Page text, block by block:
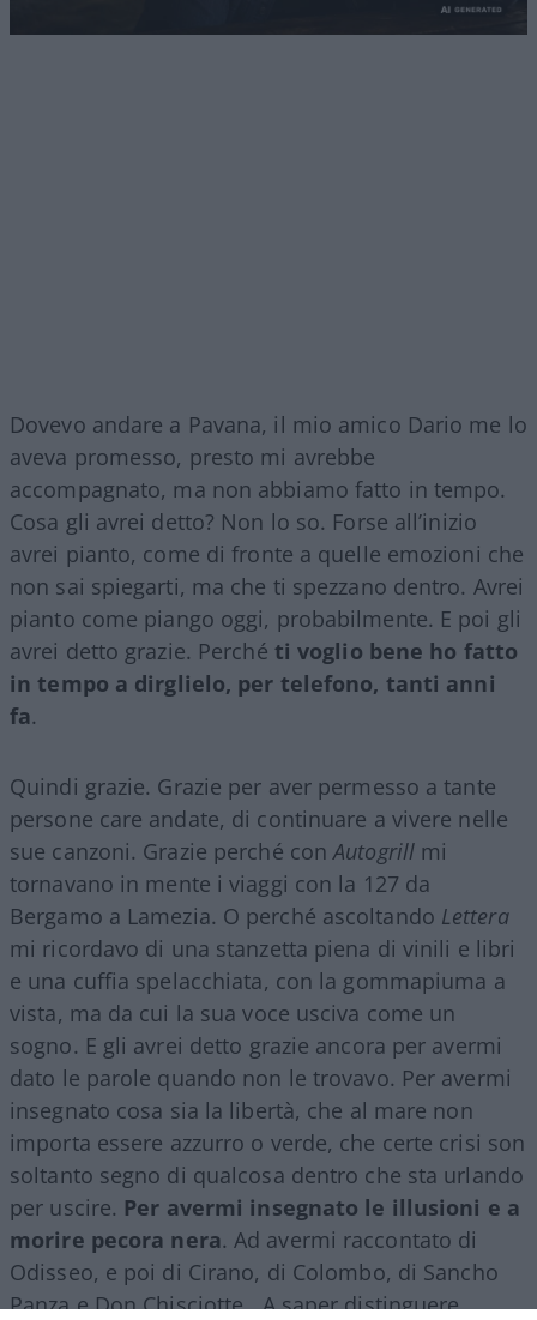
Dovevo andare a Pavana, il mio amico Dario me lo
aveva promesso, presto mi avrebbe
accompagnato, ma non abbiamo fatto in tempo.
Cosa gli avrei detto? Non lo so. Forse all’inizio
avrei pianto, come di fronte a quelle emozioni che
non sai spiegarti, ma che ti spezzano dentro. Avrei
pianto come piango oggi, probabilmente. E poi gli
avrei detto grazie. Perché ti voglio bene ho fatto
in tempo a dirglielo, per telefono, tanti anni
fa.
Quindi grazie. Grazie per aver permesso a tante
persone care andate, di continuare a vivere nelle
sue canzoni. Grazie perché conAutogrill mi
tornavano in mente i viaggi con la 127 da
Bergamo a Lamezia. O perché ascoltando Lettera
mi ricordavo di una stanzetta piena di vinili e libri
e una cuffia spelacchiata, con la gommapiuma a
vista, ma da cui la sua voce usciva come un
sogno. E gli avrei detto grazie ancora per avermi
dato le parole quando non le trovavo. Per avermi
insegnato cosa sia la libertà, che al mare non
importa essere azzurro o verde, che certe crisi son
soltanto segno di qualcosa dentro che sta urlando
per uscire. Per avermi insegnato le illusioni e a
morire pecora nera. Ad avermi raccontato di
Odisseo, e poi di Cirano, di Colombo, di Sancho
Panza e Don Chisciotte. A saper distinguere